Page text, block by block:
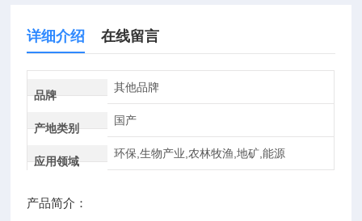
详细介绍 在线留言
品牌
其他品牌
产地类别
国产
应用领域
环保,生物产业,农林牧渔,地矿,能源
产品简介：